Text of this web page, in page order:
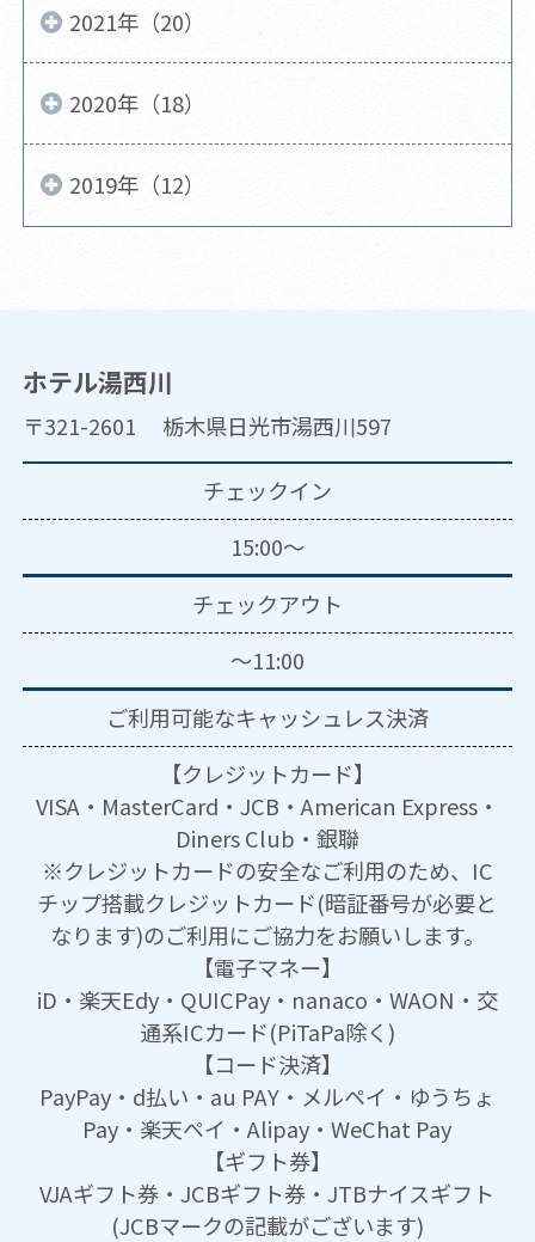
2021年（20）
2020年（18）
2019年（12）
ホテル湯西川
〒321-2601 栃木県日光市湯西川597
チェックイン
15:00～
チェックアウト
～11:00
ご利用可能なキャッシュレス決済
【クレジットカード】
VISA・MasterCard・JCB・American Express・
Diners Club・銀聯
※クレジットカードの安全なご利用のため、IC
チップ搭載クレジットカード(暗証番号が必要と
なります)のご利用にご協力をお願いします。
【電子マネー】
iD・楽天Edy・QUICPay・nanaco・WAON・交
通系ICカード(PiTaPa除く)
【コード決済】
PayPay・d払い・au PAY・メルペイ・ゆうちょ
Pay・楽天ペイ・Alipay・WeChat Pay
【ギフト券】
VJAギフト券・JCBギフト券・JTBナイスギフト
(JCBマークの記載がございます)